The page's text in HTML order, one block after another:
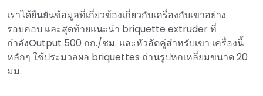
เราได้ยืนยันข้อมูลที่เกี่ยวข้องเกี่ยวกับเครื่องกับเขาอย่าง
รอบคอบ และสุดท้ายแนะนำ briquette extruder ที่
กำลังOutput 500 กก./ชม. และหัวอัดคู่สำหรับเขา เครื่องนี้
หลักๆ ใช้ประมวลผล briquettes ถ่านรูปหกเหลี่ยมขนาด 20
มม.